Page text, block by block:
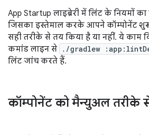
App Startup लाइब्रेरी में लिंट के नियमों
जिसका इस्तेमाल करके आपने कॉम्पोनेंट
सही तरीके से तय किया है या नहीं. ये काम
कमांड लाइन से
./gradlew
लिंट जांच करते हैं.
कॉम्पोनेंट को मैन्युअल तरीके